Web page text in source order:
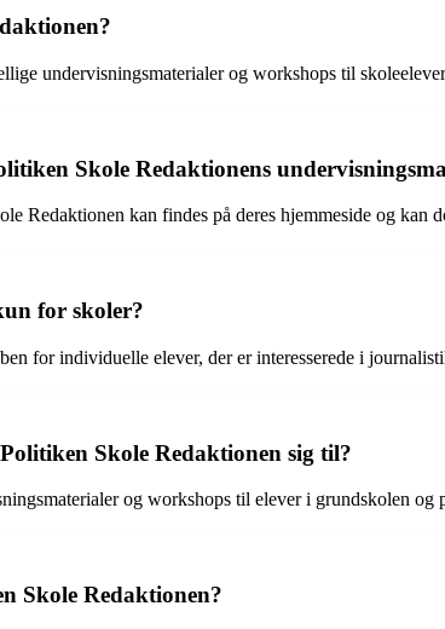
undervisningsmaterialer og workshops til
Skole Redaktionens
Redaktionen kan findes på deres hjemmeside og kan
for skoler?
for individuelle elever, der er interesserede i
Skole Redaktionen sig til?
og workshops til elever i grundskolen og
Skole Redaktionen?